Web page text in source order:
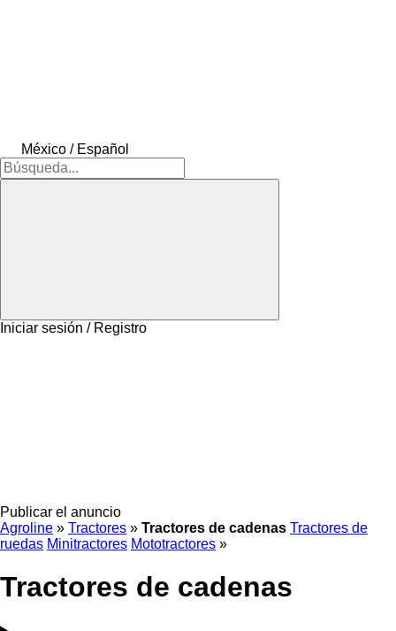
México / Español
Iniciar sesión / Registro
Publicar el anuncio
Agroline » Tractores » Tractores de cadenas Tractores de
ruedas Minitractores Mototractores »
Tractores de cadenas